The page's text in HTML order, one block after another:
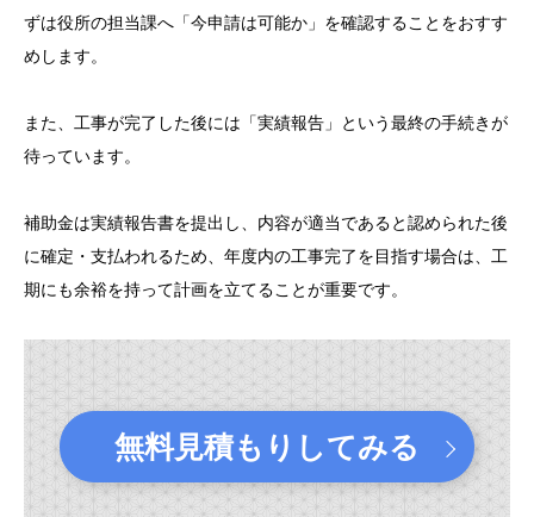
ずは役所の担当課へ「今申請は可能か」を確認することをおすす
めします。
また、工事が完了した後には「実績報告」という最終の手続きが
待っています。
補助金は実績報告書を提出し、内容が適当であると認められた後
に確定・支払われるため、年度内の工事完了を目指す場合は、工
期にも余裕を持って計画を立てることが重要です。
無料見積もりしてみる